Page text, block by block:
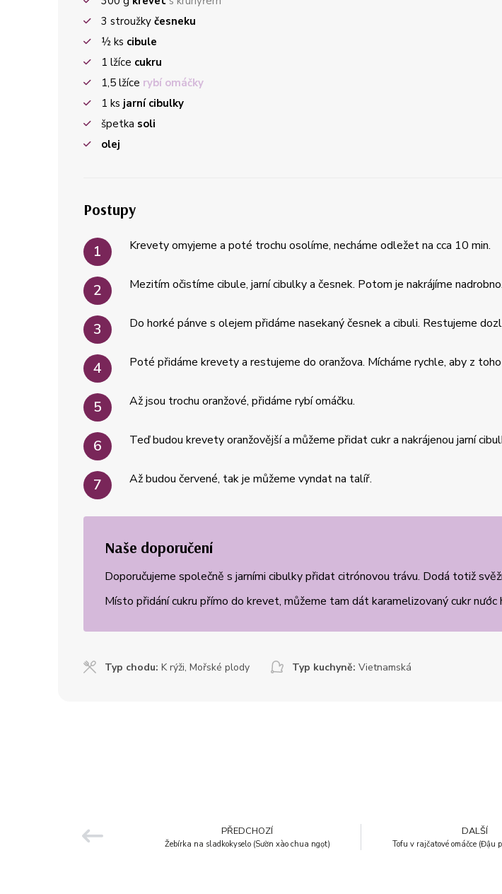
3 stroužky česneku
½ ks cibule
1 lžíce cukru
1,5 lžíce rybí omáčky
1 ks jarní cibulky
špetka soli
olej
Postupy
Krevety omyjeme a poté trochu osolíme, necháme odležet na cca 10 min.
Mezitím očistíme cibule, jarní cibulky a česnek. Potom je nakrájíme nadrobno.
Do horké pánve s olejem přidáme nasekaný česnek a cibuli. Restujeme
Poté přidáme krevety a restujeme do oranžova. Mícháme rychle, aby z
Až jsou trochu oranžové, přidáme rybí omáčku.
Teď budou krevety oranžovější a můžeme přidat cukr a nakrájenou jarní
Až budou červené, tak je můžeme vyndat na talíř.
Naše doporučení
Doporučujeme společně s jarními cibulky přidat citrónovou trávu. Dodá totiž
Místo přidání cukru přímo do krevet, můžeme tam dát karamelizovaný cukr nước
Typ chodu:K rýži,Mořské plody Typ kuchyně:Vietnamská
PŘEDCHOZÍ
Žebírka na sladkokyselo (Sườn xào chua ngọt)
DALŠÍ
Tofu v rajčatové omáčce (Đậu